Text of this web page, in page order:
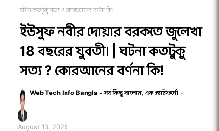
ঘটনা কতটুকু সত্য ? কোরআনের বর্ণনা কি!
ইউসুফ নবীর দোয়ার বরকতে জুলেখা
18 বছরের যুবতী। | ঘটনা কতটুকু
সত্য ? কোরআনের বর্ণনা কি!
Web Tech Info Bangla - সব কিছু বাংলায়, এক প্ল্যাটফর্মে!
August 13, 2025